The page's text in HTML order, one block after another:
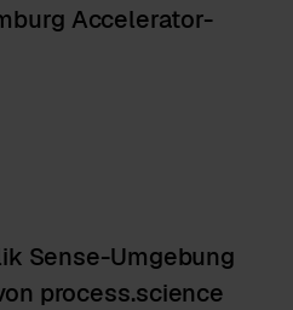
Accelerator-
Sense-Umgebung
process.science